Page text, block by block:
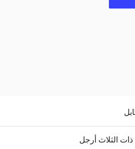
ذات الثلاث أرجل